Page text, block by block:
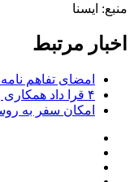
منبع: ایسنا
اخبار مرتبط
امضای تفاهم
۴ قرا داد همکاری ریلی بین ایران و روسیه به امضا رسید
امکان سفر به